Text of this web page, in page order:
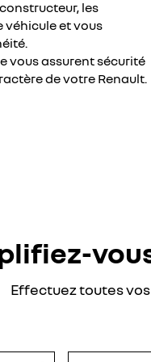
les
et vous
vous assurent sécurité
de votre Renault.
Effectuez toutes